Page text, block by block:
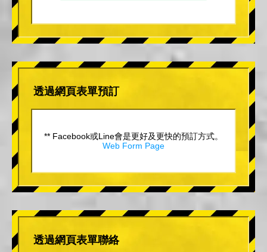
透過網頁表單預訂
** Facebook或Line會是更好及更快的預訂方式。
Web Form Page
透過網頁表單聯絡